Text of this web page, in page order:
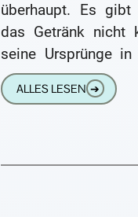
überhaupt. Es gibt
das Getränk nicht
seine Ursprünge
Fanta? Fanta ist der
ALLES LESEN ➔